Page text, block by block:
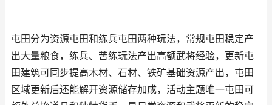
屯田分为资源屯田和练兵屯田两种玩法，常规屯田稳定产
出大量粮食，练兵、苦练玩法产出高额武将经验，更新屯
田建筑可同步提高木材、石材、铁矿基础资源产出，屯田
区域更新后还能解开资源储存加成，活动主题唯一屯田可